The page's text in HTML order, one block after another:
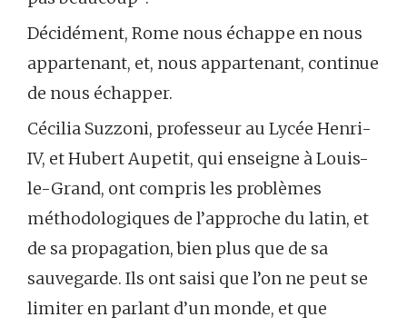
Décidément, Rome nous échappe en nous
appartenant, et, nous appartenant, continue
de nous échapper.
Cécilia Suzzoni, professeur au Lycée Henri-
IV, et Hubert Aupetit, qui enseigne à Louis-
le-Grand, ont compris les problèmes
méthodologiques de l’approche du latin, et
de sa propagation, bien plus que de sa
sauvegarde. Ils ont saisi que l’on ne peut se
limiter en parlant d’un monde, et que